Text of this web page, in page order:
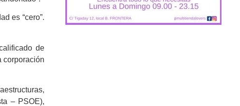
es “cero”.
de
corporación
– PSOE),